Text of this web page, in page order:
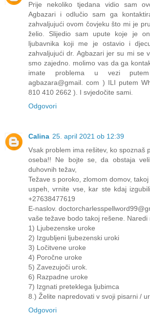
Prije nekoliko tjedana vidio sam
Agbazari i odlučio sam ga
zahvaljujući ovom čovjeku što mi je
želio. Slijedio sam upute koje je
ljubavnika koji me je ostavio i
zahvaljujući dr. Agbazari jer su mi se
smo zajedno. molimo vas da ga
imate problema u vezi
agbazara@gmail. com ) ILI putem
810 410 2662 ). I svjedočite sami.
Odgovori
Calina 25. april 2021 ob 12:39
Vsak problem ima rešitev, ko spoznaš
oseba!! Ne bojte se, da obstaja
duhovnih težav,
Težave s poroko, zlomom domov, takoj
uspeh, vrnite vse, kar ste kdaj
+27638477619
E-naslov.
vaše težave bodo takoj rešene. Naredi
1) Ljubezenske uroke
2) Izgubljeni ljubezenski uroki
3) Ločitvene uroke
4) Poročne uroke
5) Zavezujoči urok.
6) Razpadne uroke
7) Izgnati preteklega ljubimca
8.) Želite napredovati v svoji pisarni /
Odgovori